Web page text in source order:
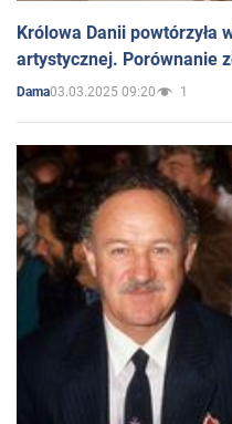
Królowa Danii powtórzyła
artystycznej. Porównanie
Dama03.03.2025 09:20 1